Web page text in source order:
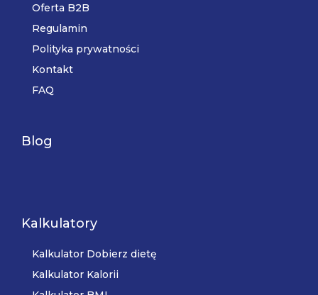
Oferta B2B
Regulamin
Polityka prywatności
Kontakt
FAQ
Blog
Kalkulatory
Kalkulator Dobierz dietę
Kalkulator Kalorii